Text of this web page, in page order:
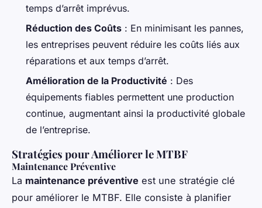
temps d’arrêt imprévus.
Réduction des Coûts : En minimisant les pannes,
les entreprises peuvent réduire les coûts liés aux
réparations et aux temps d’arrêt.
Amélioration de la Productivité : Des
équipements fiables permettent une production
continue, augmentant ainsi la productivité globale
de l’entreprise.
Stratégies pour Améliorer le MTBF
Maintenance Préventive
La maintenance préventive est une stratégie clé
pour améliorer le MTBF. Elle consiste à planifier